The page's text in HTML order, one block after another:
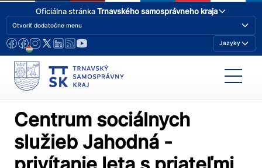
Oficiálna stránkaTrnavského samosprávneho kraja
Otvoriť dodatočne menu
Jazyky
Centrum sociálnych
služieb Jahodná -